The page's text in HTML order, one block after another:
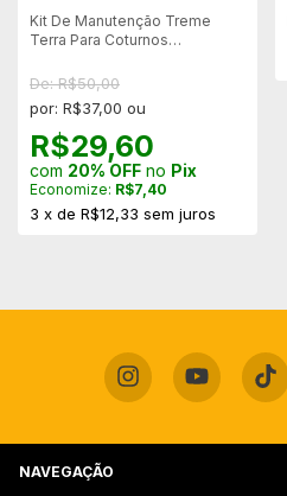
Kit De Manutenção Treme
Terra Para Coturnos
De: R$50,00
por: R$37,00 ou
R$29,60
com 20% OFF no Pix
Economize: R$7,40
3 x de R$12,33 sem juros
NAVEGAÇÃO